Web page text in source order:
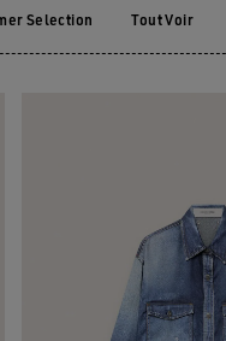
Selection Tout Voir